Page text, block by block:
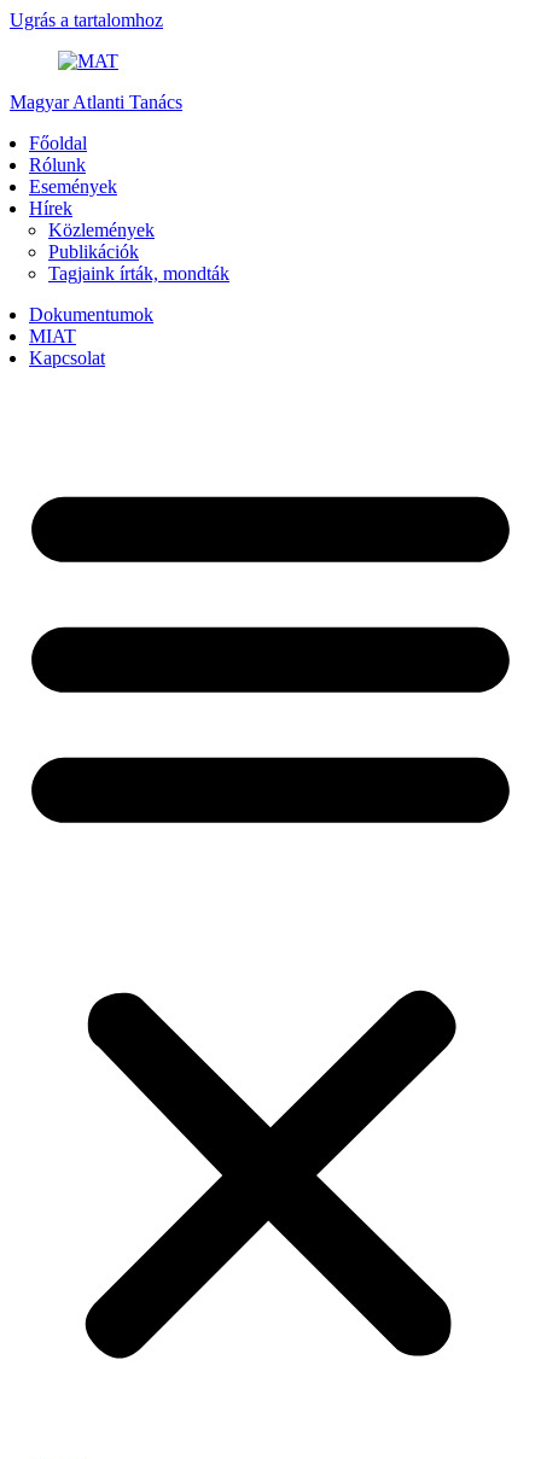
Ugrás a tartalomhoz
Magyar Atlanti Tanács
Főoldal
Rólunk
Események
Hírek
Közlemények
Publikációk
Tagjaink írták, mondták
Dokumentumok
MIAT
Kapcsolat